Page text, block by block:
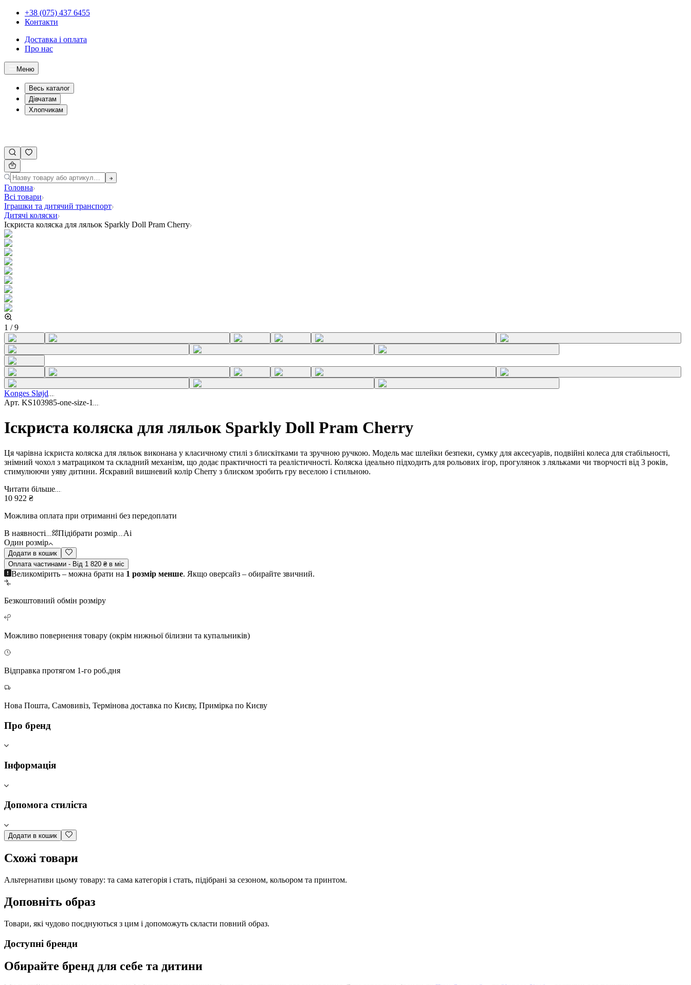
+38 (075) 437 6455
Контакти
Доставка і оплата
Про нас
Меню
Весь каталог
Дівчатам
Хлопчикам
Головна
Всі товари
Іграшки та дитячий транспорт
Дитячі коляски
Іскриста коляска для ляльок Sparkly Doll Pram Cherry
1 /9
Konges Sløjd
Арт. KS103985-one-size-1
Іскриста коляска для ляльок Sparkly Doll Pram Cherry
Ця чарівна іскриста коляска для ляльок виконана у класичному стилі з блискітками та зручною ручкою. Модель має шлейки безпеки, сумку для аксесуарів, подвійні колеса для стабільності,
знімний чохол з матрациком та складний механізм, що додає практичності та реалістичності. Коляска ідеально підходить для рольових ігор, прогулянок з ляльками чи творчості від 3 років,
стимулюючи уяву дитини. Яскравий вишневий колір Cherry з блиском зробить гру веселою і стильною.
Читати більше
10 922 ₴
Можлива оплата при отриманні без передоплати
В наявності
Підібрати розмір
Ai
Один розмір
Додати в кошик
Оплата частинами - Від 1 820 ₴ в міс
Великомірить – можна брати на 1 розмір менше. Якщо оверсайз – обирайте звичний.
Безкоштовний обмін розміру
Можливо повернення товару (окрім нижньої білизни та купальників)
Відправка протягом 1-го роб.дня
Нова Пошта, Самовивіз, Термінова доставка по Києву, Примірка по Києву
Про бренд
Інформація
Допомога стиліста
Додати в кошик
Схожі товари
Альтернативи цьому товару: та сама категорія і стать, підібрані за сезоном, кольором та принтом.
Доповніть образ
Товари, які чудово поєднуються з цим і допоможуть скласти повний образ.
Доступні бренди
Обирайте бренд для себе та дитини